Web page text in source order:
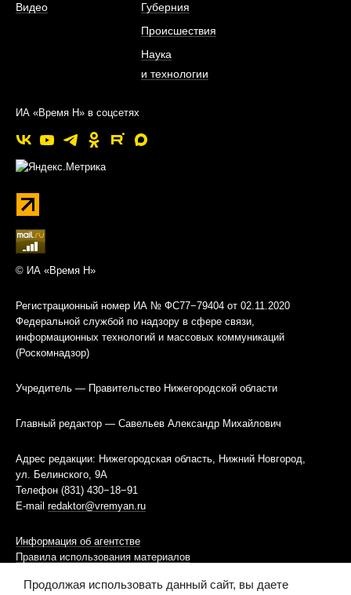
Видео
Губерния
Происшествия
Наука
и технологии
ИА «Время Н» в соцсетях
© ИА «Время Н»
Регистрационный номер ИА № ФС77−79404 от 02.11.2020
Федеральной службой по надзору в сфере связи,
информационных технологий и массовых коммуникаций
(Роскомнадзор)
Учредитель — Правительство Нижегородской области
Главный редактор — Савельев Александр Михайлович
Адрес редакции: Нижегородская область, Нижний Новгород,
ул. Белинского, 9А
Телефон (831) 430−18−91
E-mail redaktor@vremyan.ru
Информация об агентстве
Правила использования материалов
Информационная политика использования «cookies»-файлов
Продолжая использовать данный сайт, вы даете